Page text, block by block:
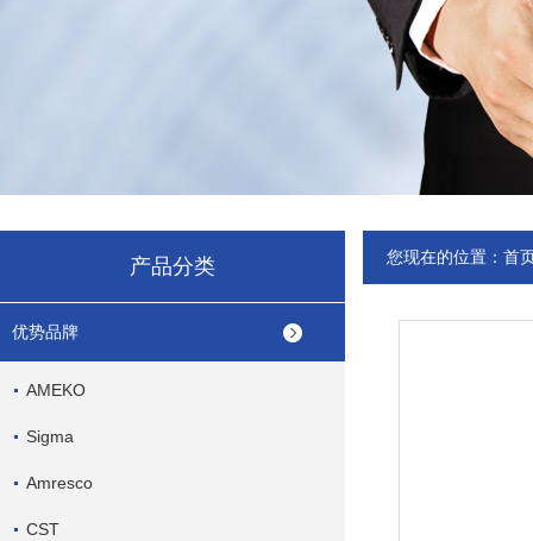
产品分类
优势品牌
AMEKO
Sigma
Amresco
CST
您现在的位置： 首